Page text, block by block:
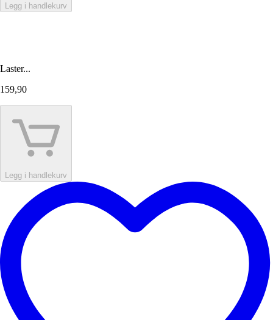
Legg i handlekurv
Laster...
159,90
Legg i handlekurv